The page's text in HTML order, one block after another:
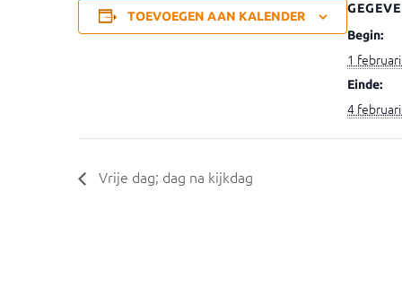
TOEVOEGEN AAN KALENDER
Begin:
1
Einde:
4
Vrije dag; dag na kijkdag